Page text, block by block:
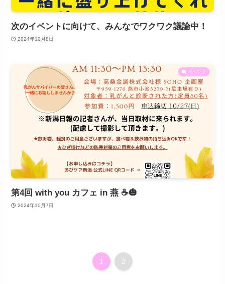
次のイベントに向けて、みんなでワクワク議論中！
2024年10月8日
イベント
第4回 with you カフェ in 燕 ☕️🎃
2024年10月7日
1 2